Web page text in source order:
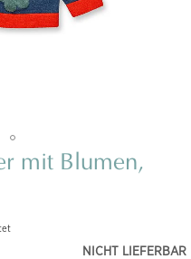
mit Blumen,
NICHT LIEFERBAR